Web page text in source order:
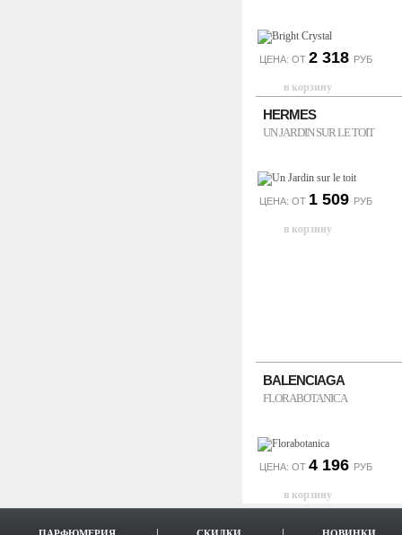
ЦЕНА: ОТ 2 318 РУБ
HERMES
UN JARDIN SUR LE TOIT
ЦЕНА: ОТ 1 509 РУБ
BALENCIAGA
FLORABOTANICA
ЦЕНА: ОТ 4 196 РУБ